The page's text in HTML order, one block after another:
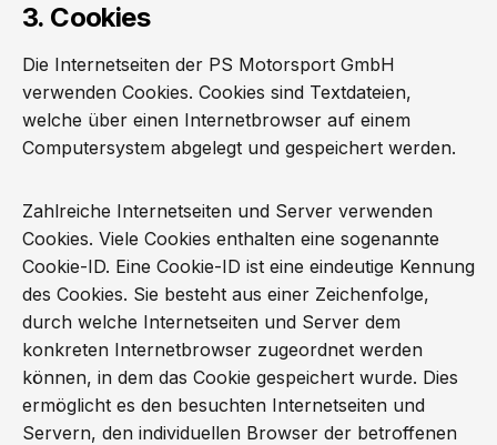
3. Cookies
Die Internetseiten der PS Motorsport GmbH
verwenden Cookies. Cookies sind Textdateien,
welche über einen Internetbrowser auf einem
Computersystem abgelegt und gespeichert werden.
Zahlreiche Internetseiten und Server verwenden
Cookies. Viele Cookies enthalten eine sogenannte
Cookie-ID. Eine Cookie-ID ist eine eindeutige Kennung
des Cookies. Sie besteht aus einer Zeichenfolge,
durch welche Internetseiten und Server dem
konkreten Internetbrowser zugeordnet werden
können, in dem das Cookie gespeichert wurde. Dies
ermöglicht es den besuchten Internetseiten und
Servern, den individuellen Browser der betroffenen